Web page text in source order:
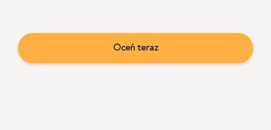
Oceń teraz